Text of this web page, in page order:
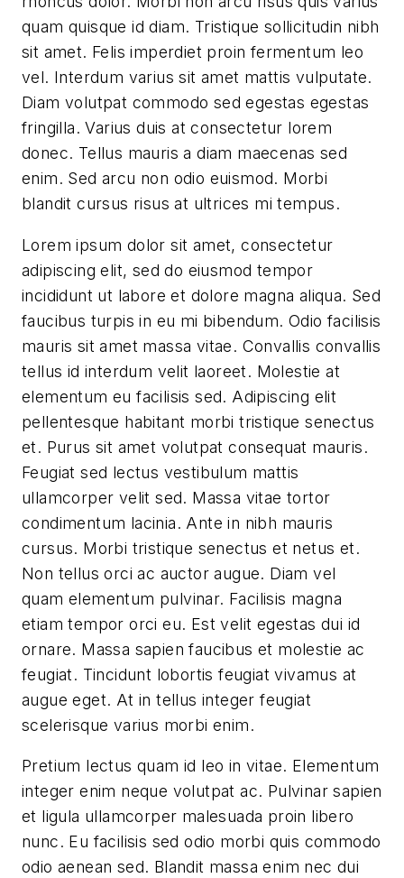
quam quisque id diam. Tristique sollicitudin nibh
sit amet. Felis imperdiet proin fermentum leo
vel. Interdum varius sit amet mattis vulputate.
Diam volutpat commodo sed egestas egestas
fringilla. Varius duis at consectetur lorem
donec. Tellus mauris a diam maecenas sed
enim. Sed arcu non odio euismod. Morbi
blandit cursus risus at ultrices mi tempus.
Lorem ipsum dolor sit amet, consectetur
adipiscing elit, sed do eiusmod tempor
incididunt ut labore et dolore magna aliqua. Sed
faucibus turpis in eu mi bibendum. Odio facilisis
mauris sit amet massa vitae. Convallis convallis
tellus id interdum velit laoreet. Molestie at
elementum eu facilisis sed. Adipiscing elit
pellentesque habitant morbi tristique senectus
et. Purus sit amet volutpat consequat mauris.
Feugiat sed lectus vestibulum mattis
ullamcorper velit sed. Massa vitae tortor
condimentum lacinia. Ante in nibh mauris
cursus. Morbi tristique senectus et netus et.
Non tellus orci ac auctor augue. Diam vel
quam elementum pulvinar. Facilisis magna
etiam tempor orci eu. Est velit egestas dui id
ornare. Massa sapien faucibus et molestie ac
feugiat. Tincidunt lobortis feugiat vivamus at
augue eget. At in tellus integer feugiat
scelerisque varius morbi enim.
Pretium lectus quam id leo in vitae. Elementum
integer enim neque volutpat ac. Pulvinar sapien
et ligula ullamcorper malesuada proin libero
nunc. Eu facilisis sed odio morbi quis commodo
odio aenean sed. Blandit massa enim nec dui